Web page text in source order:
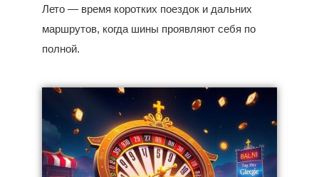
Лето — время коротких поездок и дальних
маршрутов, когда шины проявляют себя по
полной.